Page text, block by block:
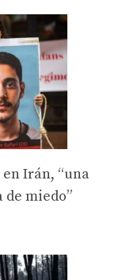
Irán, “una
miedo”